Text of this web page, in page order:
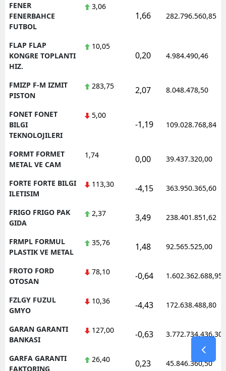
FENER
FENERBAHCE
FUTBOL
3,06
1,66 282.796.560,85
FLAP FLAP
KONGRE TOPLANTI
HIZ.
10,05
0,20 4.984.490,46
FMIZP F-M IZMIT
PISTON
283,75 2,07 8.048.478,50
FONET FONET
BILGI
TEKNOLOJILERI
5,00
-1,19 109.028.768,84
FORMT FORMET
METAL VE CAM
1,74 0,00 39.437.320,00
FORTE FORTE BILGI
ILETISIM
113,30 -4,15 363.950.365,60
FRIGO FRIGO PAK
GIDA
2,37 3,49 238.401.851,62
FRMPL FORMUL
PLASTIK VE METAL
35,76 1,48 92.565.525,00
FROTO FORD
OTOSAN
78,10 -0,64 1.602.362.688,95
FZLGY FUZUL
GMYO
10,36 -4,43 172.638.488,80
GARAN GARANTI
BANKASI
127,00 -0,63 3.772.734.436,30
GARFA GARANTI
FAKTORING
26,40 0,23 45.846.360,50